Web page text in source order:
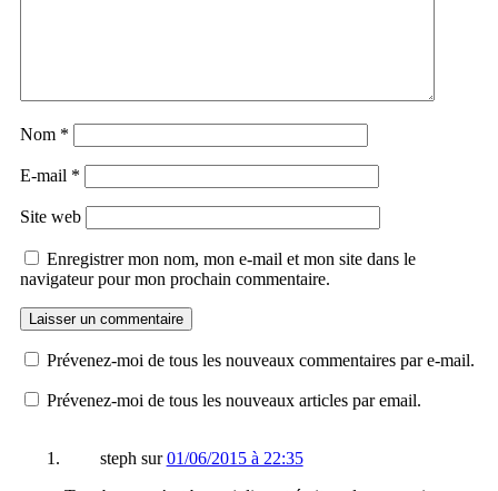
Nom *
E-mail *
Site web
Enregistrer mon nom, mon e-mail et mon site dans le
navigateur pour mon prochain commentaire.
Prévenez-moi de tous les nouveaux commentaires par e-mail.
Prévenez-moi de tous les nouveaux articles par email.
steph sur01/06/2015 à 22:35